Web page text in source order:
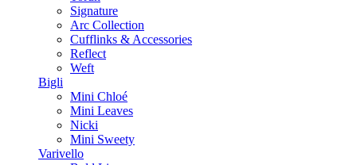
Signature
Arc Collection
Cufflinks & Accessories
Reflect
Weft
Bigli
Mini Chloé
Mini Leaves
Nicki
Mini Sweety
Varivello